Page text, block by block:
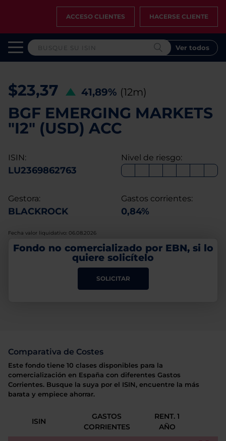
ACCESO CLIENTES HACERSE CLIENTE
Ver todos
$23,37 41,89% (12m)
BGF EMERGING MARKETS
"I2" (USD) ACC
ISIN:
LU2369862763
Nivel de riesgo:
Gestora:
BLACKROCK
Gastos corrientes:
0,84%
Fecha valor liquidativo: 06.08.2026
Fondo no comercializado por EBN, si lo
quiere solicítelo
SOLICITAR
Comparativa de Costes
Este fondo tiene 10 clases disponibles para la
comercialización en España con diferentes Gastos
Corrientes. Busque la suya por el ISIN, encuentre la más
barata y empiece ahorrar.
ISIN
GASTOS
CORRIENTES
RENT. 1
AÑO